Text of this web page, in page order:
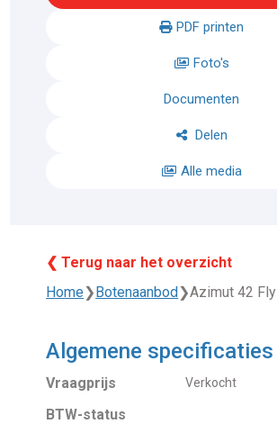
PDF printen
Foto's
Documenten
Delen
Alle media
❮ Terug naar het overzicht
Home❯Botenaanbod❯Azimut 42 Fly
Algemene specificaties
Vraagprijs Verkocht
BTW-status